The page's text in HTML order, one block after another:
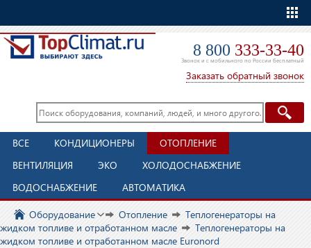
8 800 333-33-40
Звонок и с мобильного по России бесплатный
Заказать обратный звонок
ВСЕ КОНДИЦИОНЕРЫ
ОТОПЛЕНИЕ
ВЕНТИЛЯЦИЯ
ЭКО
ХОЛОДОСНАБЖЕНИЕ
ВОДОСНАБЖЕНИЕ
АВТОМАТИКА
Оборудование Отопление
Теплогенераторы на
жидком топливе и отработанном масле
Теплогенераторы на
жидком топливе и отработанном масле Euronord